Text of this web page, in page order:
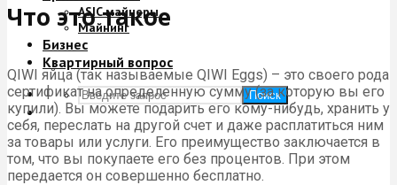
ASIC майнеры
Майнинг
Бизнес
Квартирный вопрос
Поиск
Что это такое
QIWI яйца (так называемые QIWI Eggs) – это своего рода
сертификат на определенную сумму (за которую вы его
купили). Вы можете подарить его кому-нибудь, хранить у
себя, переслать на другой счет и даже расплатиться ним
за товары или услуги. Его преимущество заключается в
том, что вы покупаете его без процентов. При этом
передается он совершенно бесплатно.